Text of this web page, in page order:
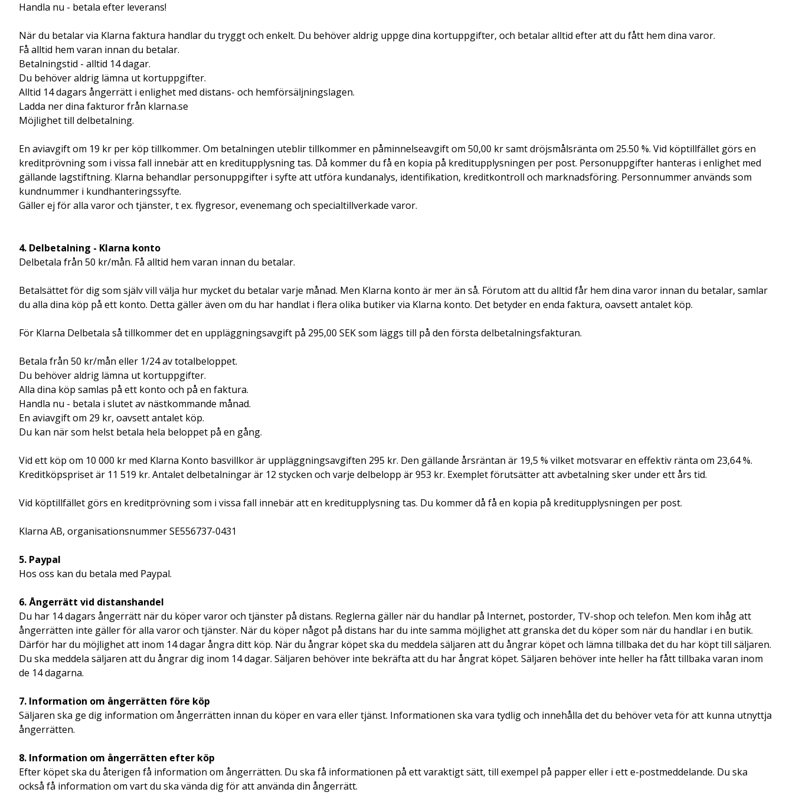
Handla nu - betala efter leverans!
När du betalar via Klarna faktura handlar du tryggt och enkelt. Du behöver aldrig uppge dina kortuppgifter, och betalar alltid efter att du fått hem dina varor.
Få alltid hem varan innan du betalar.
Betalningstid - alltid 14 dagar.
Du behöver aldrig lämna ut kortuppgifter.
Alltid 14 dagars ångerrätt i enlighet med distans- och hemförsäljningslagen.
Ladda ner dina fakturor från klarna.se
Möjlighet till delbetalning.
En aviavgift om 19 kr per köp tillkommer. Om betalningen uteblir tillkommer en påminnelseavgift om 50,00 kr samt dröjsmålsränta om 25.50 %. Vid köptillfället görs en
kreditprövning som i vissa fall innebär att en kreditupplysning tas. Då kommer du få en kopia på kreditupplysningen per post. Personuppgifter hanteras i enlighet med
gällande lagstiftning. Klarna behandlar personuppgifter i syfte att utföra kundanalys, identifikation, kreditkontroll och marknadsföring. Personnummer används som
kundnummer i kundhanteringssyfte.
Gäller ej för alla varor och tjänster, t ex. flygresor, evenemang och specialtillverkade varor.
4. Delbetalning - Klarna konto
Delbetala från 50 kr/mån. Få alltid hem varan innan du betalar.
Betalsättet för dig som själv vill välja hur mycket du betalar varje månad. Men Klarna konto är mer än så. Förutom att du alltid får hem dina varor innan du betalar, samlar
du alla dina köp på ett konto. Detta gäller även om du har handlat i flera olika butiker via Klarna konto. Det betyder en enda faktura, oavsett antalet köp.
För Klarna Delbetala så tillkommer det en uppläggningsavgift på 295,00 SEK som läggs till på den första delbetalningsfakturan.
Betala från 50 kr/mån eller 1/24 av totalbeloppet.
Du behöver aldrig lämna ut kortuppgifter.
Alla dina köp samlas på ett konto och på en faktura.
Handla nu - betala i slutet av nästkommande månad.
En aviavgift om 29 kr, oavsett antalet köp.
Du kan när som helst betala hela beloppet på en gång.
Vid ett köp om 10 000 kr med Klarna Konto basvillkor är uppläggningsavgiften 295 kr. Den gällande årsräntan är 19,5 % vilket motsvarar en effektiv ränta om 23,64 %.
Kreditköpspriset är 11 519 kr. Antalet delbetalningar är 12 stycken och varje delbelopp är 953 kr. Exemplet förutsätter att avbetalning sker under ett års tid.
Vid köptillfället görs en kreditprövning som i vissa fall innebär att en kreditupplysning tas. Du kommer då få en kopia på kreditupplysningen per post.
Klarna AB, organisationsnummer SE556737-0431
5. Paypal
Hos oss kan du betala med Paypal.
6. Ångerrätt vid distanshandel
Du har 14 dagars ångerrätt när du köper varor och tjänster på distans. Reglerna gäller när du handlar på Internet, postorder, TV-shop och telefon. Men kom ihåg att
ångerrätten inte gäller för alla varor och tjänster. När du köper något på distans har du inte samma möjlighet att granska det du köper som när du handlar i en butik.
Därför har du möjlighet att inom 14 dagar ångra ditt köp. När du ångrar köpet ska du meddela säljaren att du ångrar köpet och lämna tillbaka det du har köpt till säljaren.
Du ska meddela säljaren att du ångrar dig inom 14 dagar. Säljaren behöver inte bekräfta att du har ångrat köpet. Säljaren behöver inte heller ha fått tillbaka varan inom
de 14 dagarna.
7. Information om ångerrätten före köp
Säljaren ska ge dig information om ångerrätten innan du köper en vara eller tjänst. Informationen ska vara tydlig och innehålla det du behöver veta för att kunna utnyttja
ångerrätten.
8. Information om ångerrätten efter köp
Efter köpet ska du återigen få information om ångerrätten. Du ska få informationen på ett varaktigt sätt, till exempel på papper eller i ett e-postmeddelande. Du ska
också få information om vart du ska vända dig för att använda din ångerrätt.